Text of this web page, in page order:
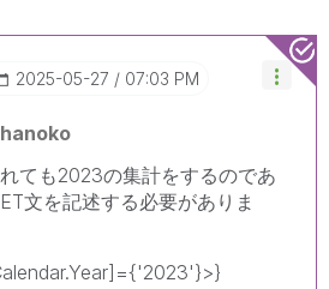
‎2025-05-27 07:03 PM
ても2023の集計をするのであ
文を記述する必要がありま